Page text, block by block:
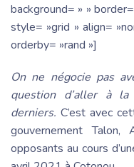
background= » »
style= »grid » align=
orderby= »rand »]
On ne négocie pas
question d’aller à
derniers.C’est avec
gouvernement Talon,
opposants au cours